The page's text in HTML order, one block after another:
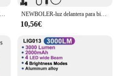
Soporte de cargador inalámbrico multifunción Bluetooth 5,0 altavoz FM TF RGB luz nocturna estación de carga rápida para iPhone Samsung Xiaomi NEWBOLER-luz delantera para bicicleta, 6000 lúmenes, 6600mAh, linterna impermeable, carga USB, accesorios para lámpara de ciclismo de carretera y montaña
10,56€